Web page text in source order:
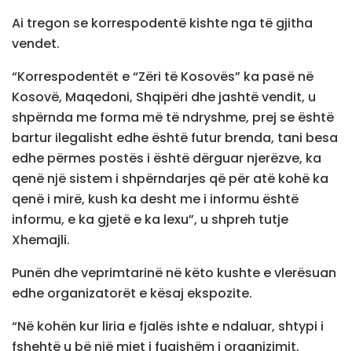
Ai tregon se korrespodentë kishte nga të gjitha
vendet.
“Korrespodentët e “Zëri të Kosovës” ka pasë në
Kosovë, Maqedoni, Shqipëri dhe jashtë vendit, u
shpërnda me forma më të ndryshme, prej se është
bartur ilegalisht edhe është futur brenda, tani besa
edhe përmes postës i është dërguar njerëzve, ka
qenë një sistem i shpërndarjes që për atë kohë ka
qenë i mirë, kush ka desht me i informu është
informu, e ka gjetë e ka lexu”, u shpreh tutje
Xhemajli.
Punën dhe veprimtarinë në këto kushte e vlerësuan
edhe organizatorët e kësaj ekspozite.
“Në kohën kur liria e fjalës ishte e ndaluar, shtypi i
fshehtë u bë një mjet i fuqishëm i organizimit,